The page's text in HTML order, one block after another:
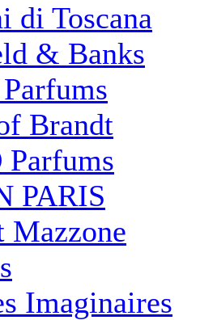
di Toscana
& Banks
Brandt
PARIS
Mazzone
Imaginaires